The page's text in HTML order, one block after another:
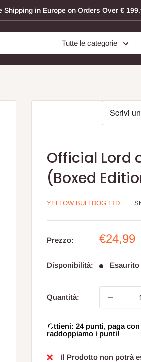
in Europe on Orders Over €
Tutte le categorie
Official Lord
(Boxed
YELLOW BULLDOG LTD
Prezzo:
Prezzo
€24,99
Disponibilità: Esaurito
Quantità:
Ottieni: 24 punti, paga
raddoppiamo i punti!
Il Prodotto non potrà